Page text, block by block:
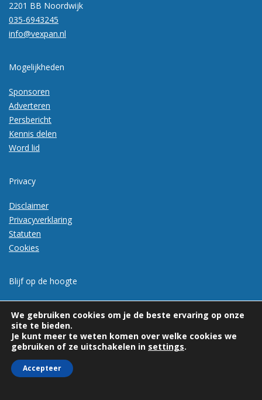
2201 BB Noordwijk
035-6943245
info@vexpan.nl
Mogelijkheden
Sponsoren
Adverteren
Persbericht
Kennis delen
Word lid
Privacy
Disclaimer
Privacyverklaring
Statuten
Cookies
Blijf op de hoogte
We gebruiken cookies om je de beste ervaring op onze
site te bieden.
Je kunt meer te weten komen over welke cookies we
gebruiken of ze uitschakelen in settings.
Accepteer